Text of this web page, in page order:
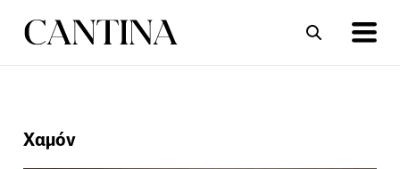
Χαμόν